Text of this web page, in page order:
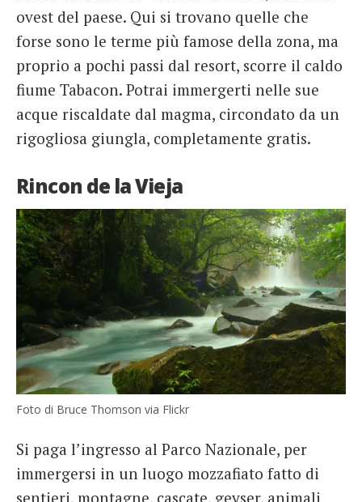
ovest del paese. Qui si trovano quelle che
forse sono le terme più famose della zona, ma
proprio a pochi passi dal resort, scorre il caldo
fiume Tabacon. Potrai immergerti nelle sue
acque riscaldate dal magma, circondato da un
rigogliosa giungla, completamente gratis.
Rincon de la Vieja
Foto di Bruce Thomson via Flickr
Si paga l’ingresso al Parco Nazionale, per
immergersi in un luogo mozzafiato fatto di
sentieri, montagne, cascate, geyser, animali